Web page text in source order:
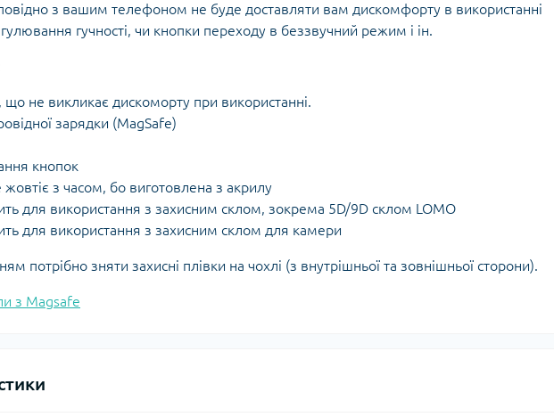
з вашим телефоном не буде доставляти вам дискомфорту в використанні
гучності, чи кнопки переходу в беззвучний режим і ін.
не викликає дискоморту при використанні.
зарядки (MagSafe)
кнопок
з часом, бо виготовлена з акрилу
для використання з захисним склом, зокрема 5D/9D склом LOMO
для використання з захисним склом для камери
потрібно зняти захисні плівки на чохлі (з внутрішньої та зовнішньої сторони).
з Magsafe